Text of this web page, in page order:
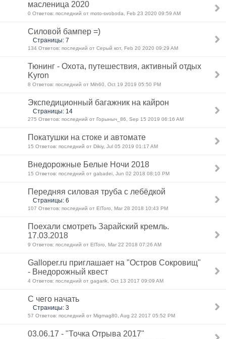
масленица 2020
0 Ответов: последний от moto-svoboda, Feb 23 2020 09:59 AM
Силовой бампер =)
Страницы: 7
134 Ответов: последний от Серый кот, Feb 20 2020 09:29 AM
Тюнинг - Охота, путешествия, активный отдых
Kyron
8 Ответов: последний от Mih60, Oct 19 2019 05:50 PM
Экспедиционный багажник на кайрон
Страницы: 14
275 Ответов: последний от Горыныч_86, Sep 15 2019 06:16 AM
Покатушки на стоке и автомате
15 Ответов: последний от Dikiy, Jul 05 2019 01:17 AM
Внедорожные Белые Ночи 2018
15 Ответов: последний от gabadei, Jun 02 2018 08:10 PM
Передняя силовая труба с лебёдкой
Страницы: 6
107 Ответов: последний от ElToro, Mar 28 2018 10:43 PM
Поехали смотреть Зарайский кремль.
17.03.2018
9 Ответов: последний от ElToro, Mar 22 2018 07:26 AM
Galloper.ru приглашает на "Остров Сокровищ"
- Внедорожный квест
4 Ответов: последний от gagarik, Oct 13 2017 09:09 AM
С чего начать
Страницы: 3
57 Ответов: последний от Migmag80, Aug 22 2017 05:52 PM
03.06.17 - "Точка Отрыва 2017"